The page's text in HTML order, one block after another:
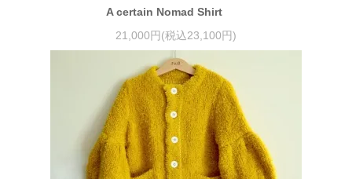
A certain Nomad Shirt
21,000円(税込23,100円)